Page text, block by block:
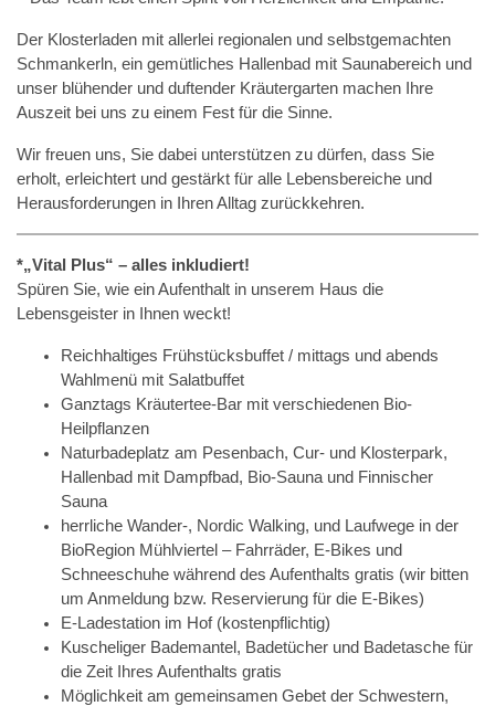
Der Klosterladen mit allerlei regionalen und selbstgemachten
Schmankerln, ein gemütliches Hallenbad mit Saunabereich und
unser blühender und duftender Kräutergarten machen Ihre
Auszeit bei uns zu einem Fest für die Sinne.
Wir freuen uns, Sie dabei unterstützen zu dürfen, dass Sie
erholt, erleichtert und gestärkt für alle Lebensbereiche und
Herausforderungen in Ihren Alltag zurückkehren.
*„Vital Plus“ – alles inkludiert!
Spüren Sie, wie ein Aufenthalt in unserem Haus die
Lebensgeister in Ihnen weckt!
Reichhaltiges Frühstücksbuffet / mittags und abends
Wahlmenü mit Salatbuffet
Ganztags Kräutertee-Bar mit verschiedenen Bio-
Heilpflanzen
Naturbadeplatz am Pesenbach, Cur- und Klosterpark,
Hallenbad mit Dampfbad, Bio-Sauna und Finnischer
Sauna
herrliche Wander-, Nordic Walking, und Laufwege in der
BioRegion Mühlviertel – Fahrräder, E-Bikes und
Schneeschuhe während des Aufenthalts gratis (wir bitten
um Anmeldung bzw. Reservierung für die E-Bikes)
E-Ladestation im Hof (kostenpflichtig)
Kuscheliger Bademantel, Badetücher und Badetasche für
die Zeit Ihres Aufenthalts gratis
Möglichkeit am gemeinsamen Gebet der Schwestern,